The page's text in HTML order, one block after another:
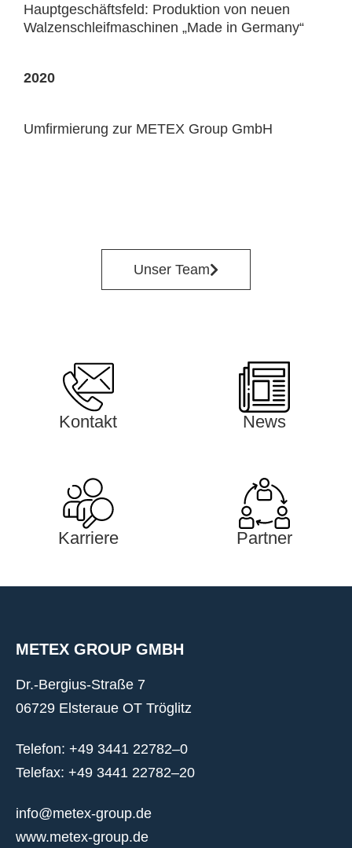
Hauptgeschäftsfeld: Produktion von neuen
Walzenschleifmaschinen „Made in Germany“
2020
Umfirmierung zur METEX Group GmbH
Unser Team
Kontakt News
Karriere Partner
METEX GROUP GMBH
Dr.-Bergius-Straße 7
06729 Elsteraue OT Tröglitz
Telefon: +49 3441 22782–0
Telefax: +49 3441 22782–20
info@metex-group.de
www.metex-group.de